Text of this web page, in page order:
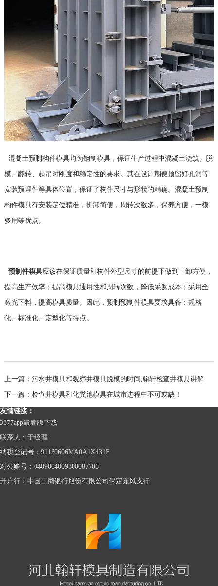
混凝土预制构件模具均为钢制模具，保证生产过程中混凝土浇筑、脱
模、翻转、起吊时刚度和稳定性的要求。其在设计期便预留好孔洞等
安装预埋件等具体位置，保证了构件尺寸与形状的精确。混凝土预制
构件模具有安装定位精准，拆卸简便，周转次数多，保养方便，一模
多用等优点。
预制件模具应该在保证质量和构件外型尺寸的前提下做到：卸方便，
提高生产效率；提高模具通用性和周转次数，降低采购成本；采用全
激光下料，提高模具质量。因此，预制预制件模具要求具备：规格
化、标准化、定型化等特点。
上一篇： 污水井模具和观察井模具脱模的时间,翰轩检查井模具讲解
下一篇： 检查井模具和化粪池模具在城市进程中不可或缺！
友情链接：
3377app最新版下载
联系人：于经理
纳税登记号：91130606MA0A1X431F
对公账号：0409004009300087706
开户行：中国工商银行股份有限公司保定东风支行